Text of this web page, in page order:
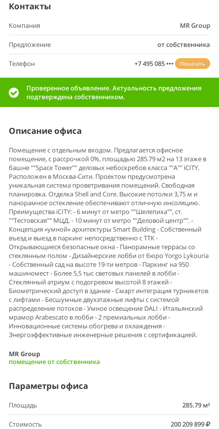
Контакты
Компания MR Group
Предложение от собственника
Телефон +7 495 085 ••• Показать
Проверенное объявление. Актуальность предложения
подтверждена собственником.
Описание офиса
Помещение с отдельным входом. Предлагается офисное
помещение, с рассрочкой 0%, площадью 285.79 м2 на 13 этаже в
башне ""Space Tower"" деловых небоскребов класса ""А"" iCITY.
Расположен в Москва-Сити. Проектом предусмотрена
уникальная система проветривания помещений. Свободная
планировка. Отделка Shell and Core. Высокие потолки 3,75 м и
панорамное остекление обеспечивают отличную инсоляцию.
Преимущества iCITY: - 6 минут от метро ""Шелепиха"", ст.
""Тестовская"" МЦД. - 10 минут от метро ""Деловой центр"". -
Концепция «умной» архитектуры Smart Building - Собственный
въезд и выезд в паркинг непосредственно с ТТК -
Открывающиеся безопасные окна - Панорамные террасы со
стеклянным полом - Дизайнерские лобби от бюро Yorgo Lykouria
- Собственный сад на высоте 19-ти метров - Паркинг на 950
машиномест - Более 5,5 тыс световых панелей в лобби -
Стеклянный атриум с подогревом высотой 8 этажей -
Биометрический доступ в здание - Смарт интеграция турникетов
с лифтами - Бесшумные двухэтажные лифты с системой
распределение потоков - Умное освещение DALI - Итальянский
мрамор Arabescato в лобби - 2 премиальных лобби -
Инновационные системы обогрева и охлаждения -
Энергоэффективные инженерные решения с сертификацией.
MR Group
помещение от собственника
Параметры офиса
Площадь 285.79 м²
Стоимость 200 209 899